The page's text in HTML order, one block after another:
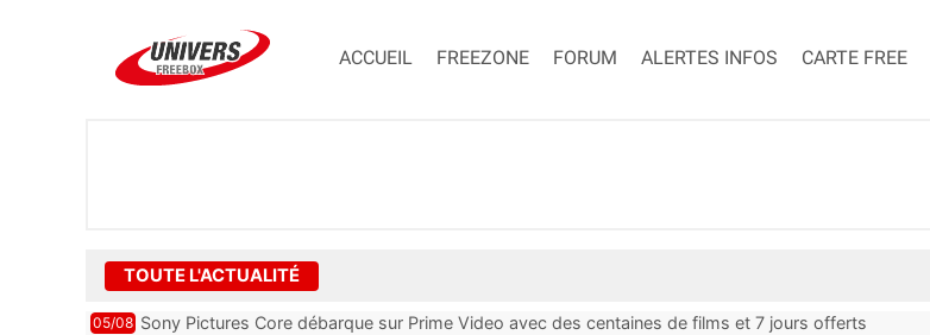
ACCUEIL FREEZONE FORUM ALERTES INFOS CARTE FREE
TOUTE L'ACTUALITÉ
05/08 Sony Pictures Core débarque sur Prime Video avec des centaines de films et 7 jours offerts